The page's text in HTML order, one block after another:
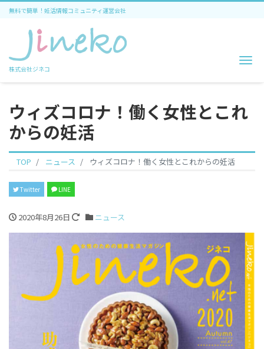
無料で簡単！妊活情報コミュニティ運営会社
株式会社ジネコ
ウィズコロナ！働く女性とこれ
からの妊活
TOP ニュース ウィズコロナ！働く女性とこれからの妊活
Twitter LINE
2020年8月26日 ニュース